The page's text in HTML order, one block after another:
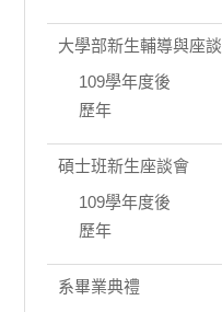
大學部新生輔導與座談
109學年度後
歷年
碩士班新生座談會
109學年度後
歷年
系畢業典禮